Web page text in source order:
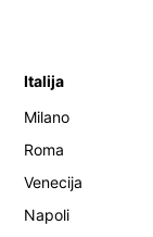
Italija
Milano
Roma
Venecija
Napoli